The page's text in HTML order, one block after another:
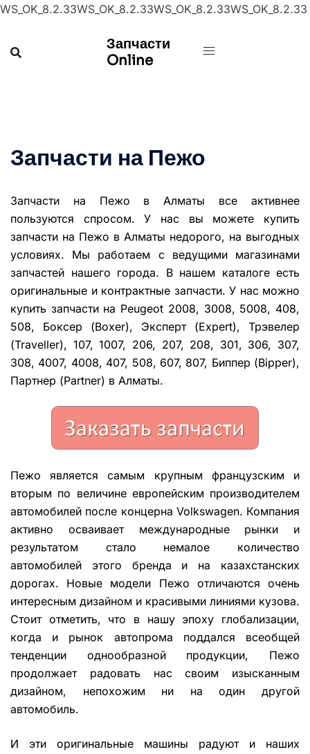
WS_OK_8.2.33WS_OK_8.2.33WS_OK_8.2.33WS_OK_8.2.33
Запчасти
Online
Запчасти на Пежо
Запчасти на Пежо в Алматы все активнее
пользуются спросом. У нас вы можете купить
запчасти на Пежо в Алматы недорого, на выгодных
условиях. Мы работаем с ведущими магазинами
запчастей нашего города. В нашем каталоге есть
оригинальные и контрактные запчасти. У нас можно
купить запчасти на Peugeot 2008, 3008, 5008, 408,
508, Боксер (Boxer), Эксперт (Expert), Трэвелер
(Traveller), 107, 1007, 206, 207, 208, 301, 306, 307,
308, 4007, 4008, 407, 508, 607, 807, Биппер (Bipper),
Партнер (Partner) в Алматы.
Пежо является самым крупным французским и
вторым по величине европейским производителем
автомобилей после концерна Volkswagen. Компания
активно осваивает международные рынки и
результатом стало немалое количество
автомобилей этого бренда и на казахстанских
дорогах. Новые модели Пежо отличаются очень
интересным дизайном и красивыми линиями кузова.
Стоит отметить, что в нашу эпоху глобализации,
когда и рынок автопрома поддался всеобщей
тенденции однообразной продукции, Пежо
продолжает радовать нас своим изысканным
дизайном, непохожим ни на один другой
автомобиль.
И эти оригинальные машины радуют и наших